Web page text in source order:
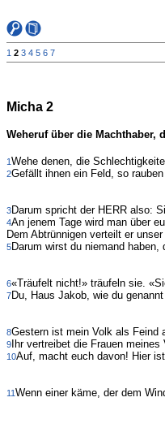
1 2 3 4 5 6 7
Micha 2
Weheruf über die Machthaber,
1Wehe denen, die
2Gefällt ihnen ein Feld, so
3Darum spricht der HERR also:
4An jenem Tage wird man über
Dem Abtrünnigen verteilt er unser
5Darum wirst du niemand
6«Träufelt nicht!» träufeln sie.
7Du, Haus Jakob, wie du
8Gestern ist mein Volk als Feind
9 Ihr vertreibet die Frauen
10Auf, macht euch davon! Hier
11Wenn einer käme, der dem